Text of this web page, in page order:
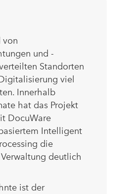
von
und -
Standorten
viel
Innerhalb
hat das Projekt
DocuWare
Intelligent
die
deutlich
ist der